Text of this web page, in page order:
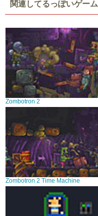
関連してるっぽいゲーム
Zombotron 2
Zombotron 2 Time Machine